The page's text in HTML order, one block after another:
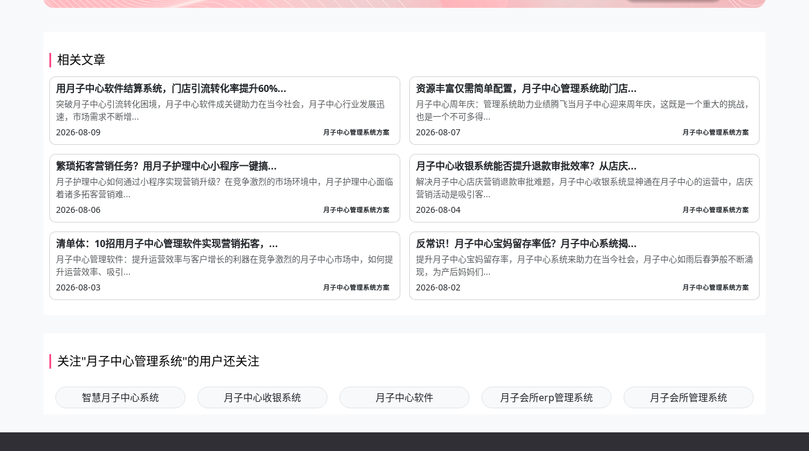
相关文章
用月子中心软件结算系统，门店引流转化率提升60%...
突破月子中心引流转化困境，月子中心软件成关键助力在当今社会，月子中心行业发展迅
速，市场需求不断增...
2026-08-09
月子中心管理系统方案
资源丰富仅需简单配置，月子中心管理系统助门店...
月子中心周年庆：管理系统助力业绩腾飞当月子中心迎来周年庆，这既是一个重大的挑战，
也是一个不可多得...
2026-08-07
月子中心管理系统方案
繁琐拓客营销任务？用月子护理中心小程序一键搞...
月子护理中心如何通过小程序实现营销升级？在竞争激烈的市场环境中，月子护理中心面临
着诸多拓客营销难...
2026-08-06
月子中心管理系统方案
月子中心收银系统能否提升退款审批效率？从店庆...
解决月子中心店庆营销退款审批难题，月子中心收银系统显神通在月子中心的运营中，店庆
营销活动是吸引客...
2026-08-04
月子中心管理系统方案
清单体：10招用月子中心管理软件实现营销拓客，...
月子中心管理软件：提升运营效率与客户增长的利器在竞争激烈的月子中心市场中，如何提
升运营效率、吸引...
2026-08-03
月子中心管理系统方案
反常识！月子中心宝妈留存率低？月子中心系统揭...
提升月子中心宝妈留存率，月子中心系统来助力在当今社会，月子中心如雨后春笋般不断涌
现，为产后妈妈们...
2026-08-02
月子中心管理系统方案
关注"月子中心管理系统"的用户还关注
智慧月子中心系统 月子中心收银系统 月子中心软件 月子会所erp管理系统 月子会所管理系统